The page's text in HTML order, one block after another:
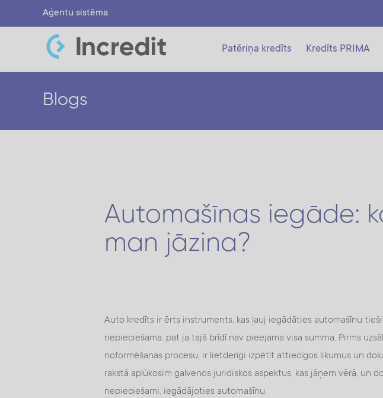
Aģentu sistēma
Patēriņa kredīts Kredīts PRIMA
Blogs
Automašīnas iegāde:
man jāzina?
Auto kredīts ir ērts instruments, kas ļauj iegādāties automašīnu
nepieciešama, pat ja tajā brīdī nav pieejama visa summa. Pirms
noformēšanas procesu, ir lietderīgi izpētīt attiecīgos likumus un
rakstā aplūkosim galvenos juridiskos aspektus, kas jāņem vērā, un
nepieciešami, iegādājoties automašīnu.